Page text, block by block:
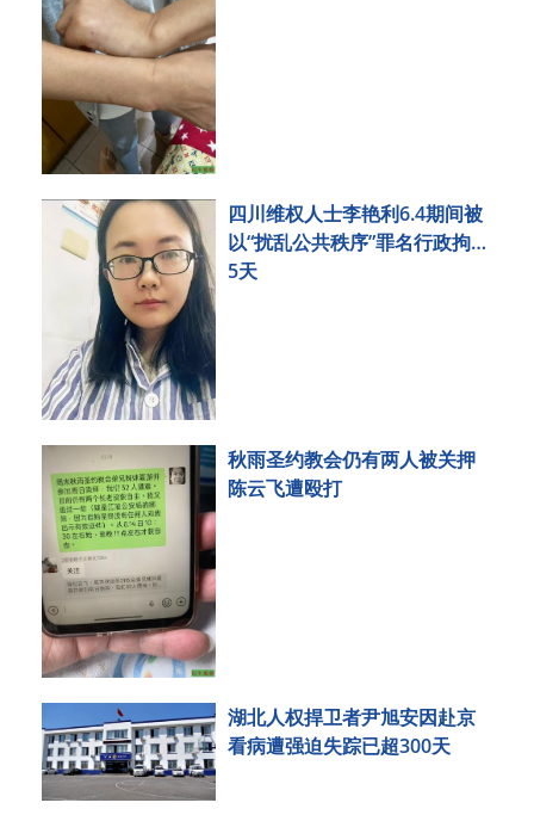
四川维权人士李艳利6.4期间被
以“扰乱公共秩序”罪名行政拘留
5天
秋雨圣约教会仍有两人被关押
陈云飞遭殴打
湖北人权捍卫者尹旭安因赴京
看病遭强迫失踪已超300天